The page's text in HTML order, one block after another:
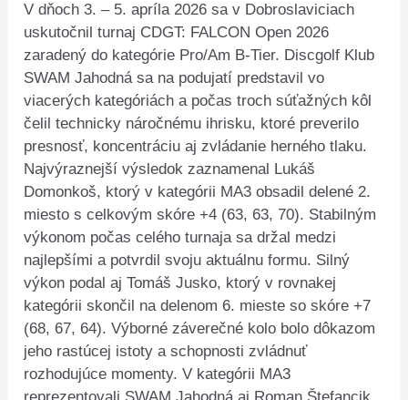
V dňoch 3. – 5. apríla 2026 sa v Dobroslaviciach
uskutočnil turnaj CDGT: FALCON Open 2026
zaradený do kategórie Pro/Am B-Tier. Discgolf Klub
SWAM Jahodná sa na podujatí predstavil vo
viacerých kategóriách a počas troch súťažných kôl
čelil technicky náročnému ihrisku, ktoré preverilo
presnosť, koncentráciu aj zvládanie herného tlaku.
Najvýraznejší výsledok zaznamenal Lukáš
Domonkoš, ktorý v kategórii MA3 obsadil delené 2.
miesto s celkovým skóre +4 (63, 63, 70). Stabilným
výkonom počas celého turnaja sa držal medzi
najlepšími a potvrdil svoju aktuálnu formu. Silný
výkon podal aj Tomáš Jusko, ktorý v rovnakej
kategórii skončil na delenom 6. mieste so skóre +7
(68, 67, 64). Výborné záverečné kolo bolo dôkazom
jeho rastúcej istoty a schopnosti zvládnuť
rozhodujúce momenty. V kategórii MA3